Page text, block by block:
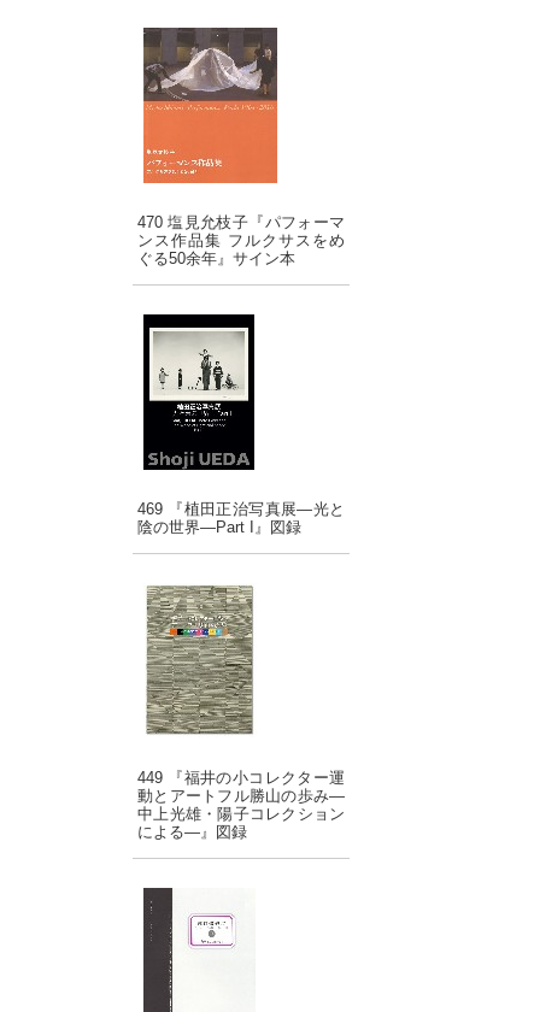
470 塩見允枝子『パフォーマ
ンス作品集 フルクサスをめ
ぐる50余年』サイン本
469 『植田正治写真展―光と
陰の世界―Part I』図録
449 『福井の小コレクター運
動とアートフル勝山の歩み―
中上光雄・陽子コレクション
による―』図録